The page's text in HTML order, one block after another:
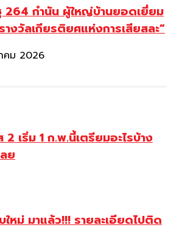
264 กำนัน ผู้ใหญ่บ้านยอดเยี่ยม
งวัลเกียรติยศแห่งการเสียสละ”
คม 2026
เริ่ม 1 ก.พ.นี้เตรียมอะไรบ้าง
ย
หม่ มาแล้ว!!! รายละเอียดไปติด